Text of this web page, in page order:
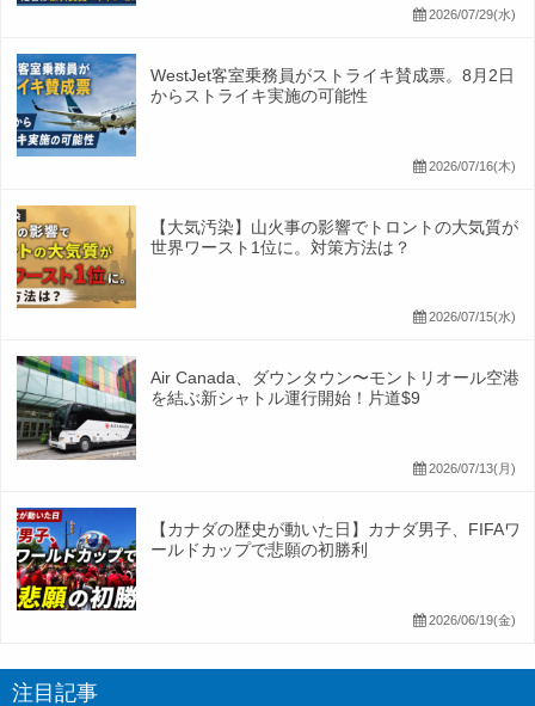
2026/07/29(水)
WestJet客室乗務員がストライキ賛成票。8月2日
からストライキ実施の可能性
2026/07/16(木)
【大気汚染】山火事の影響でトロントの大気質が
世界ワースト1位に。対策方法は？
2026/07/15(水)
Air Canada、ダウンタウン〜モントリオール空港
を結ぶ新シャトル運行開始！片道$9
2026/07/13(月)
【カナダの歴史が動いた日】カナダ男子、FIFAワ
ールドカップで悲願の初勝利
2026/06/19(金)
注目記事